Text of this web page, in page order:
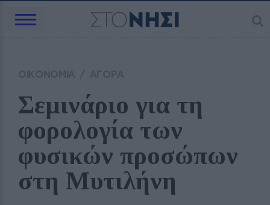
Σεμινάριο για τη
φορολογία των
φυσικών προσώπων
στη Μυτιλήνη